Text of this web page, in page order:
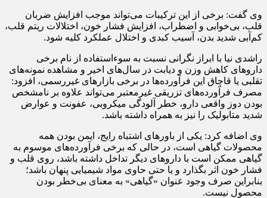
وی گفت: برخی از این ترکیبات می‌تواند موجب افزایش ضربان
قلب، بی‌خوابی و اضطراب، افزایش فشار خون، اختلالات ریتم قلب،
کم‌آبی شدید بدن، آسیب کبدی و اختلال عملکرد کلیه شود.
راشدی نیا با ابراز نگرانی نسبت به سوءاستفاده از نام برخی
داروهای کاهش وزن و دیابت در سال‌های اخیر و مشاهده نمونه‌های
تقلبی یا قاچاق این فرآورده‌ها در برخی بازارهای غیررسمی، افزود:
مصرف فرآورده‌های تزریقی غیرمعتبر می‌تواند علاوه بر نامشخص
بودن دوز واقعی دارو، خطر آلودگی میکروبی، عفونت و عوارض
شدید متابولیک را نیز به همراه داشته باشد.
وی اضافه کرد: یکی از باورهای اشتباه رایج، ایمن بودن همه
محصولات گیاهی است، در حالی که برخی فرآورده‌های موسوم به
گیاهی ممکن است با داروهای دیگر تداخل داشته باشد، روی قلب و
فشار خون اثر بگذارد و یا حتی حاوی مواد شیمیایی پنهان باشد؛
بنابراین صرف وجود عنوان «گیاهی» به معنای بی‌خطر بودن
محصول نیست.